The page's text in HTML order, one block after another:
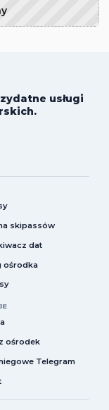
usługi
skipassów
dat
ośrodka
ośrodek
Telegram